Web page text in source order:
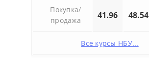
Покупка/
продажа
41.96 48.54
Все курсы НБУ...